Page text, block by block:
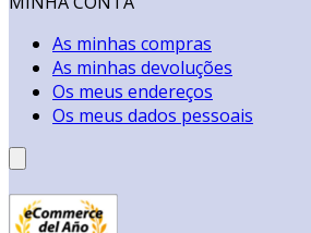
As minhas compras
As minhas devoluções
Os meus endereços
Os meus dados pessoais